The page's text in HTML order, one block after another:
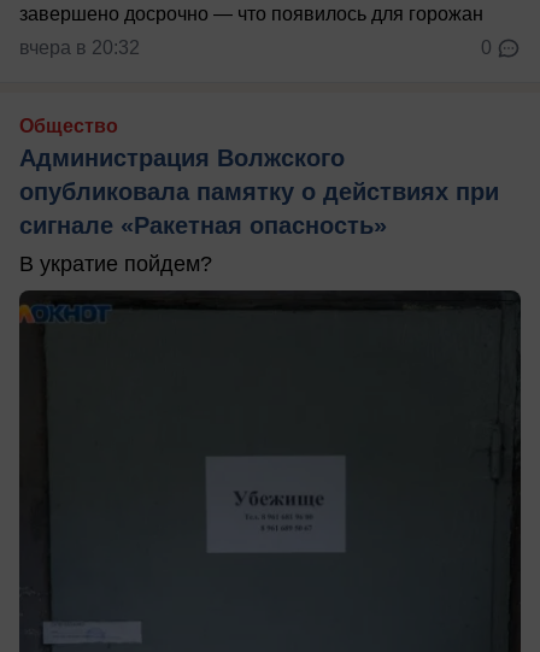
вчера в 20:32 0
Общество
Администрация Волжского
опубликовала памятку о действиях при
сигнале «Ракетная опасность»
В укратие пойдем?